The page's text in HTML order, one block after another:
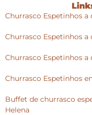
Churrasco Espetinhos
Churrasco Espetinhos
Churrasco Espetinhos
Churrasco Espetinhos
Buffet de churrasco
Helena